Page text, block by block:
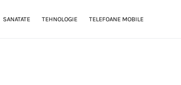
SANATATE TEHNOLOGIE TELEFOANE MOBILE